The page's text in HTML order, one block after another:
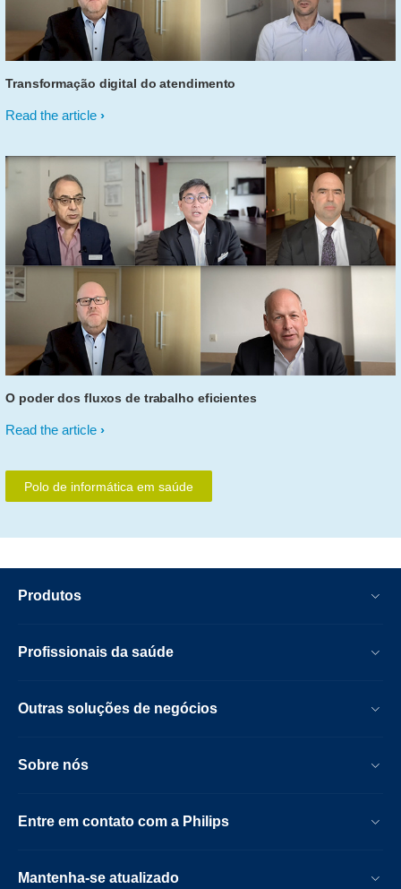
Transformação digital do atendimento
Read the article
O poder dos fluxos de trabalho eficientes
Read the article
Polo de informática em saúde
Produtos
Profissionais da saúde
Outras soluções de negócios
Sobre nós
Entre em contato com a Philips
Mantenha-se atualizado